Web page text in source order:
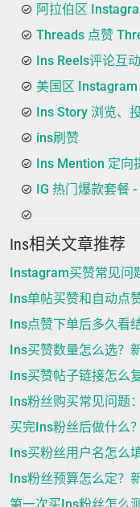
阿拉伯区
Threads 点赞
Ins Reels评论互动
美国区
Ins Story 浏览、
ins刷赞
Ins Mention 定向
IG 热门爆款套餐
Ins相关文章推荐
Instagram买赞常见问
Ins单帖买赞和自动点
Ins点赞下单后多久看
Ins买赞数量怎么选？
Ins买赞帖子链接怎么
Ins粉丝购买常见问题
买完Ins粉丝后做什么
Ins买粉丝用户名怎么
Ins粉丝预算怎么定？